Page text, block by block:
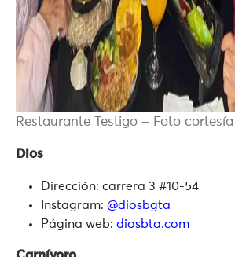
Restaurante Testigo – Foto
Dios
Dirección: carrera 3 #10-54
Instagram: @diosbgta
Página web: diosbta.com